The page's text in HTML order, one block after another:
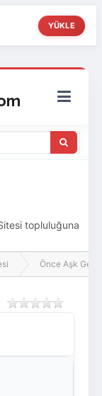
YÜKLE
topluluğuna
kayıt
Önce Aşk Gelir